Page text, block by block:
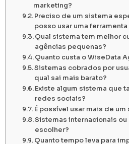
marketing?
Preciso de um sistema
posso usar uma
Qual sistema tem melhor
agências pequenas?
Quanto custa o WiseData
Sistemas cobrados por
qual sai mais barato?
Existe algum sistema que
redes sociais?
É possível usar mais de um
Sistemas internacionais
escolher?
Quanto tempo leva para